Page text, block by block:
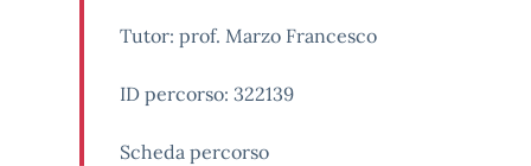
Tutor: prof. Marzo Francesco
ID percorso: 322139
Scheda percorso